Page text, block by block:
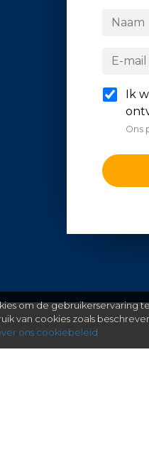
Ik
Ons
om de gebruikerservaring
van cookies zoals
ons cookiebeleid